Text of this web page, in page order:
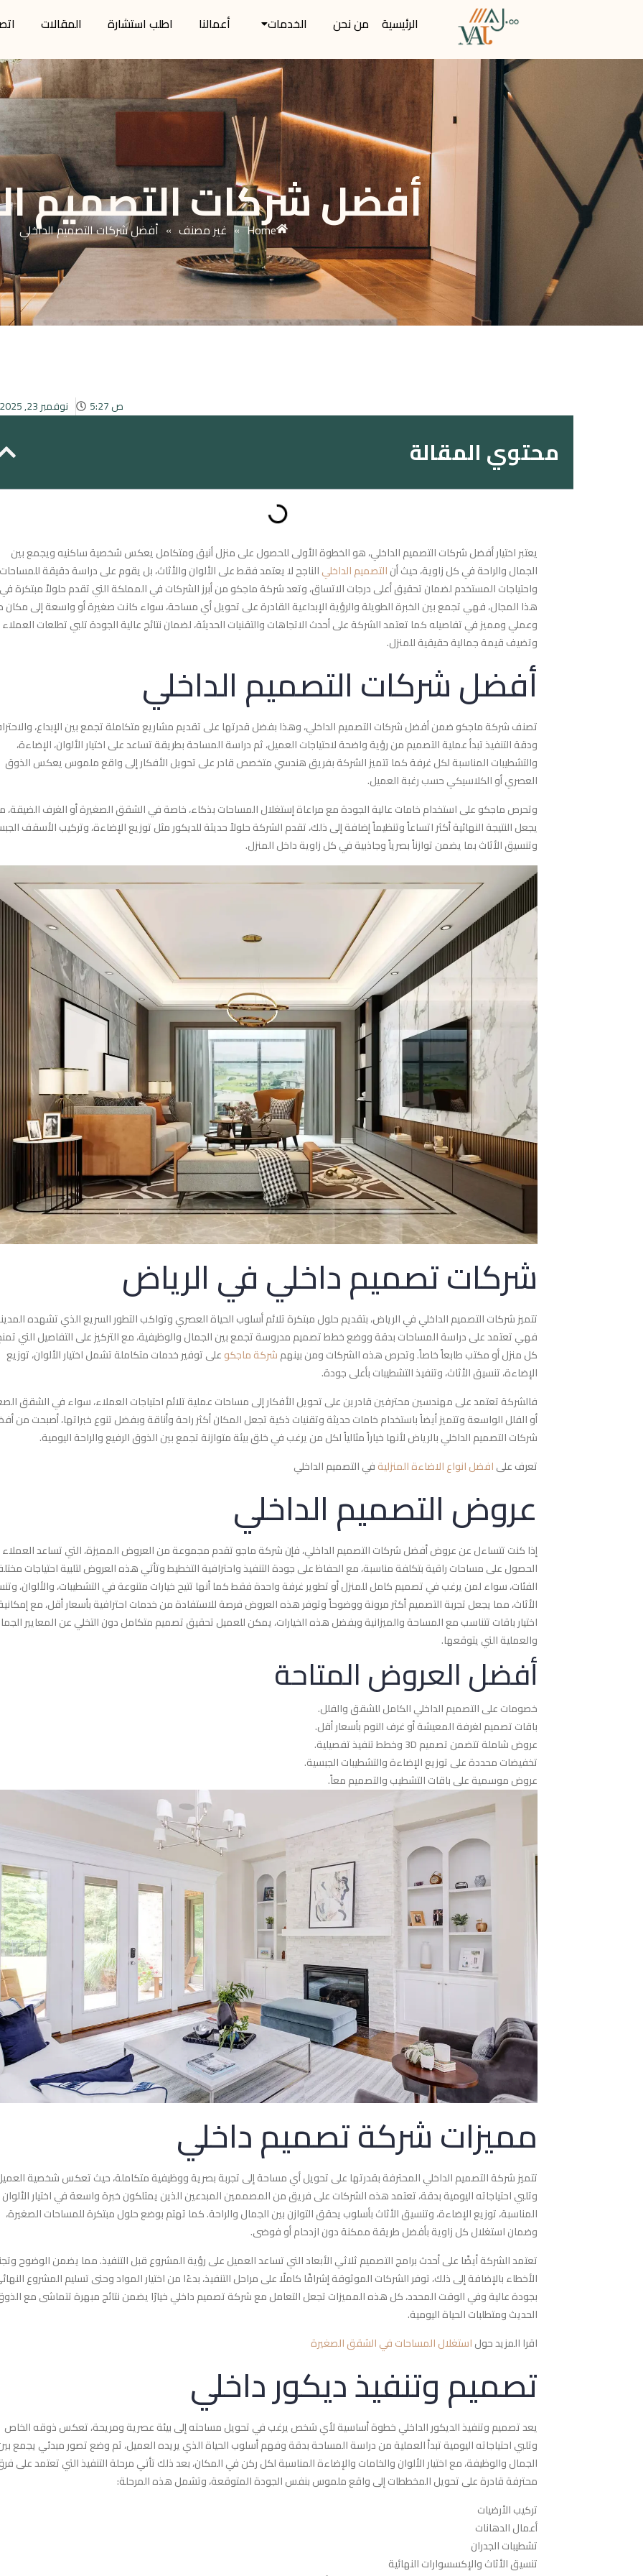
الرئيسية من نحن الخدمات أعمالنا اطلب استشارة المقالات
أفضل شركات التصميم
Home
» غير مصنف » أفضل شركات التصميم الداخلي
نوفمبر 23, 2025 5:27 ص
محتوي المقالة
يعتبر اختيار أفضل شركات التصميم الداخلي، هو الخطوة الأولى للحصول على منزل أنيق ومتكامل يعكس شخصية ساكنيه ويجمع بين
الجمال والراحة في كل زاوية، حيث أنالتصميم الداخليالناجح لا يعتمد فقط على الألوان والأثاث، بل يقوم على دراسة دقيقة للمساحات
واحتياجات المستخدم لضمان تحقيق أعلى درجات الاتساق، وتعد شركة ماجكو من أبرز الشركات في المملكة التي تقدم حلولاً مبتكرة في
هذا المجال، فهي تجمع بين الخبرة الطويلة والرؤية الإبداعية القادرة على تحويل أي مساحة، سواء كانت صغيرة أو واسعة إلى مكان
وعملي ومميز في تفاصيله كما تعتمد الشركة على أحدث الاتجاهات والتقنيات الحديثة، لضمان نتائج عالية الجودة تلبي تطلعات العملاء
وتضيف قيمة جمالية حقيقية للمنزل.
أفضل شركات التصميم الداخلي
تصنف شركة ماجكو ضمن أفضل شركات التصميم الداخلي، وهذا بفضل قدرتها على تقديم مشاريع متكاملة تجمع بين الإبداع،
ودقة التنفيذ تبدأ عملية التصميم من رؤية واضحة لاحتياجات العميل، ثم دراسة المساحة بطريقة تساعد على اختيار الألوان، الإضاءة،
والتشطيبات المناسبة لكل غرفة كما تتميز الشركة بفريق هندسي متخصص قادر على تحويل الأفكار إلى واقع ملموس يعكس الذوق
العصري أو الكلاسيكي حسب رغبة العميل.
وتحرص ماجكو على استخدام خامات عالية الجودة مع مراعاة إستغلال المساحات بذكاء، خاصة في الشقق الصغيرة أو الغرف الضيقة،
يجعل النتيجة النهائية أكثر اتساعاً وتنظيماً إضافة إلى ذلك، تقدم الشركة حلولاً حديثة للديكور مثل توزيع الإضاءة، وتركيب الأسقف
وتنسيق الأثاث بما يضمن توازناً بصرياً وجاذبية في كل زاوية داخل المنزل.
شركات تصميم داخلي في الرياض
تتميز شركات التصميم الداخلي في الرياض، بتقديم حلول مبتكرة تلائم أسلوب الحياة العصري وتواكب التطور السريع الذي تشهده
فهي تعتمد على دراسة المساحات بدقة ووضع خطط تصميم مدروسة تجمع بين الجمال والوظيفية، مع التركيز على التفاصيل التي
كل منزل أو مكتب طابعاً خاصاً. وتحرص هذه الشركات ومن بينهمشركة ماجكوعلى توفير خدمات متكاملة تشمل اختيار الألوان، توزيع
الإضاءة، تنسيق الأثاث، وتنفيذ التشطيبات بأعلى جودة.
فالشركة تعتمد على مهندسين محترفين قادرين على تحويل الأفكار إلى مساحات عملية تلائم احتياجات العملاء، سواء في الشقق
أو الفلل الواسعة وتتميز أيضاً باستخدام خامات حديثة وتقنيات ذكية تجعل المكان أكثر راحة وأناقة وبفضل تنوع خبراتها، أصبحت من
شركات التصميم الداخلي بالرياض لأنها خياراً مثالياً لكل من يرغب في خلق بيئة متوازنة تجمع بين الذوق الرفيع والراحة اليومية.
تعرف علىافضل انواع الاضاءة المنزليةفي التصميم الداخلي
عروض التصميم الداخلي
إذا كنت تتساءل عن عروض أفضل شركات التصميم الداخلي، فإن شركة ماجو تقدم مجموعة من العروض المميزة، التي تساعد
الحصول على مساحات راقية بتكلفة مناسبة، مع الحفاظ على جودة التنفيذ واحترافية التخطيط وتأتي هذه العروض لتلبية احتياجات
الفئات، سواء لمن يرغب في تصميم كامل للمنزل أو تطوير غرفة واحدة فقط كما أنها تتيح خيارات متنوعة في التشطيبات، والألوان،
الأثاث، مما يجعل تجربة التصميم أكثر مرونة ووضوحاً وتوفر هذه العروض فرصة للاستفادة من خدمات احترافية بأسعار أقل، مع
اختيار باقات تتناسب مع المساحة والميزانية وبفضل هذه الخيارات، يمكن للعميل تحقيق تصميم متكامل دون التخلي عن المعايير
والعملية التي يتوقعها.
أفضل العروض المتاحة
خصومات على التصميم الداخلي الكامل للشقق والفلل.
باقات تصميم لغرفة المعيشة أو غرف النوم بأسعار أقل.
عروض شاملة تتضمن تصميم 3D وخطط تنفيذ تفصيلية.
تخفيضات محددة على توزيع الإضاءة والتشطيبات الجبسية.
عروض موسمية على باقات التشطيب والتصميم معاً.
مميزات شركة تصميم داخلي
تتميز شركة التصميم الداخلي المحترفة بقدرتها على تحويل أي مساحة إلى تجربة بصرية ووظيفية متكاملة، حيث تعكس شخصية
وتلبي احتياجاته اليومية بدقة، تعتمد هذه الشركات على فريق من المصممين المبدعين الذين يمتلكون خبرة واسعة في اختيار الألوان
المناسبة، توزيع الإضاءة، وتنسيق الأثاث بأسلوب يحقق التوازن بين الجمال والراحة. كما تهتم بوضع حلول مبتكرة للمساحات الصغيرة،
وضمان استغلال كل زاوية بأفضل طريقة ممكنة دون ازدحام أو فوضى.
تعتمد الشركة أيضًا على أحدث برامج التصميم ثلاثي الأبعاد التي تساعد العميل على رؤية المشروع قبل التنفيذ. مما يضمن الوضوح
الأخطاء بالإضافة إلى ذلك، توفر الشركات الموثوقة إشرافًا كاملًا على مراحل التنفيذ، بدءًا من اختيار المواد وحتى تسليم المشروع
بجودة عالية وفي الوقت المحدد، كل هذه المميزات تجعل التعامل مع شركة تصميم داخلي خيارًا يضمن نتائج مبهرة تتماشى مع
الحديث ومتطلبات الحياة اليومية.
اقرا المزيد حولاستغلال المساحات في الشقق الصغيرة
تصميم وتنفيذ ديكور داخلي
يعد تصميم وتنفيذ الديكور الداخلي خطوة أساسية لأي شخص يرغب في تحويل مساحته إلى بيئة عصرية ومريحة، تعكس ذوقه الخاص
وتلبي احتياجاته اليومية تبدأ العملية من دراسة المساحة بدقة وفهم أسلوب الحياة الذي يريده العميل، ثم وضع تصور مبدئي يجمع
الجمال والوظيفة، مع اختيار الألوان والخامات والإضاءة المناسبة لكل ركن في المكان، بعد ذلك تأتي مرحلة التنفيذ التي تعتمد على
محترفة قادرة على تحويل المخططات إلى واقع ملموس بنفس الجودة المتوقعة، وتشمل هذه المرحلة:
تركيب الأرضيات
أعمال الدهانات
تشطيبات الجدران
تنسيق الأثاث والإكسسوارات النهائية